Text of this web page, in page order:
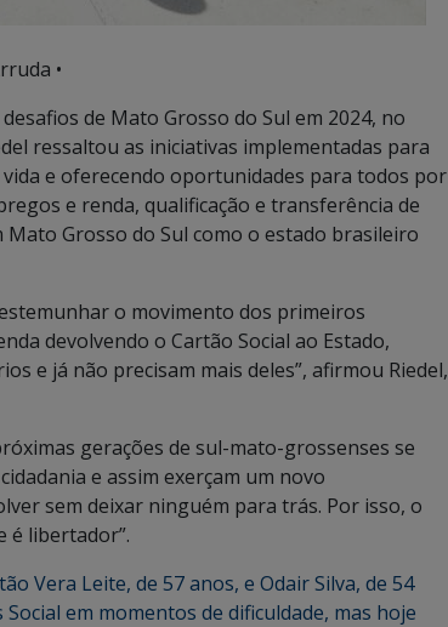
•
de Mato Grosso do Sul em 2024, no
ressaltou as iniciativas implementadas para
e oferecendo oportunidades para todos por
e renda, qualificação e transferência de
Grosso do Sul como o estado brasileiro
o movimento dos primeiros
devolvendo o Cartão Social ao Estado,
e já não precisam mais deles”, afirmou Riedel,
gerações de sul-mato-grossenses se
e assim exerçam um novo
sem deixar ninguém para trás. Por isso, o
é libertador”.
Vera Leite, de 57 anos, e Odair Silva, de 54
em momentos de dificuldade, mas hoje